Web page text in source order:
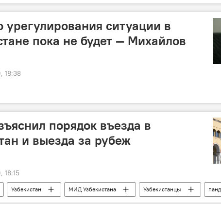
электростанция Сырдарьинская область
урегулирования ситуации в
пока не будет — Михайлов
18:38
порядок въезда в
и выезда за рубеж
18:15
Узбекистан МИД Узбекистана Узбекистанцы